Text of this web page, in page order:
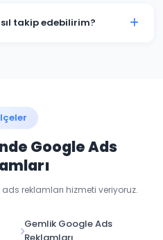
karar her zaman sizindir.
takip edebilirim?
Google Ads
reklamları hizmeti veriyoruz.
Gemlik Google Ads